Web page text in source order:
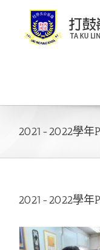
content
2021-2022學年
2021-2022學年